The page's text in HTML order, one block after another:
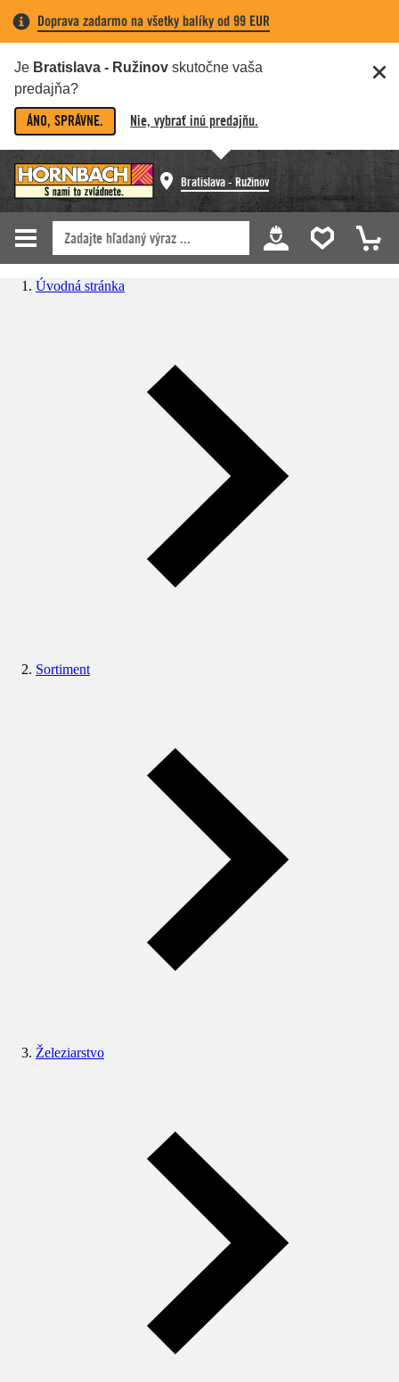
Doprava zadarmo na všetky balíky od 99 EUR
Je Bratislava - Ružinov skutočne vaša
predajňa?
ÁNO, SPRÁVNE. Nie, vybrať inú predajňu.
Bratislava - Ružinov
Úvodná stránka
Sortiment
Železiarstvo